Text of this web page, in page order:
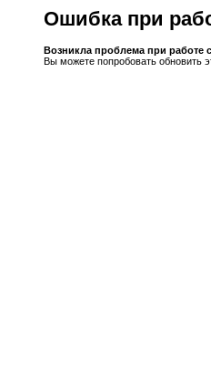
Ошибка при
Возникла проблема при работе
Вы можете попробовать обновить